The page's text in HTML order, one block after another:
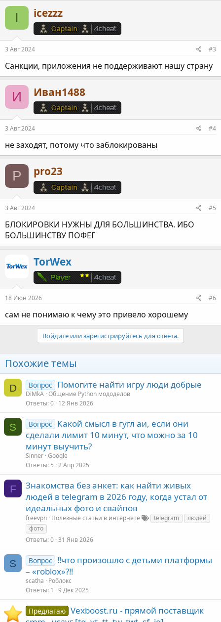
I icezzz
3 Авг 2024 #3
Санкции, приложения не поддерживают нашу страну
И Иван1488
3 Авг 2024 #4
не заходят, потому что заблокированы
P pro23
3 Авг 2024 #5
БЛОКИРОВКИ НУЖНЫ ДЛЯ БОЛЬШИНСТВА. ИБО
БОЛЬШИНСТВУ ПОФЕГ
TorWex
18 Июн 2026 #6
сам не понимаю к чему это привело хорошему
Войдите или зарегистрируйтесь для ответа.
Похожие темы
D Вопрос Помогите найти игру люди добрые
DiMkA Общение Python мододелов
Ответы 0 12 Янв 2026
S Вопрос
Какой смысл в гугл аи, если они
сделали лимит 10 минут, что можно за 10
минут выучить?
Sinner Google
Ответы 5 2 Апр 2025
F
Знакомства без анкет: как найти живых
людей в telegram в 2026 году, когда устал от
идеальных фото и свайпов
freevpn Полезные статьи в интернете telegram
людей
фото
Ответы 0 31 Янв 2026
S Вопрос
‼️что произошло с детьми платформы
– «roblox»?‼️
scatha
Роблокс
Ответы 1 9 Дек 2025
Предлагаю Vexboost.ru - прямой поставщик